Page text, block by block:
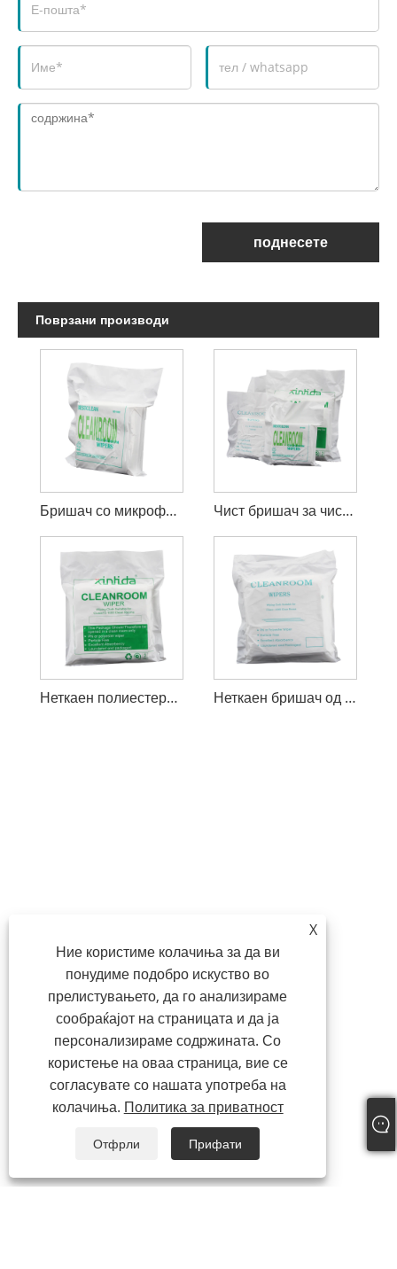
поднесете
Поврзани производи
Бришач со микрофибер Cleanroom Чист бришач за чиста соба сто проценти полиестер
Неткаен полиестерски бришачи 6x6 Cleanroom Неткаен бришач од сто проценти од полиестер
X
Ние користиме колачиња за да ви
понудиме подобро искуство во
прелистувањето, да го анализираме
сообраќајот на страницата и да ја
персонализираме содржината. Со
користење на оваа страница, вие се
согласувате со нашата употреба на
колачиња. Политика за приватност
Отфрли Прифати